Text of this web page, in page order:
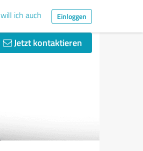
ich auch Einloggen
Jetzt kontaktieren